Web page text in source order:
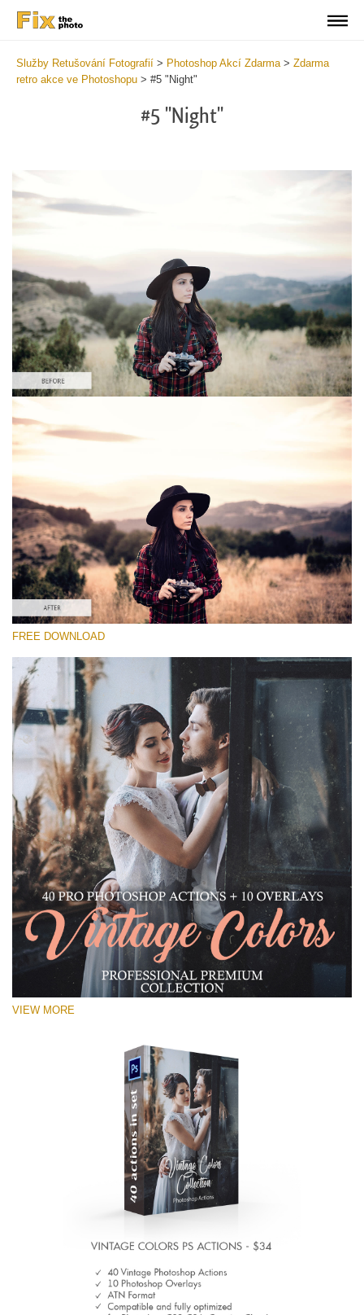
Služby Retušování Fotografií > Photoshop Akcí Zdarma> Zdarma
retro akce ve Photoshopu > #5 "Night"
#5 "Night"
Prosím vyberte
Free PS Retro Action #5
Cinematic Complete
Entire Collection
Stažení zdarma
FREE DOWNLOAD
VIEW MORE